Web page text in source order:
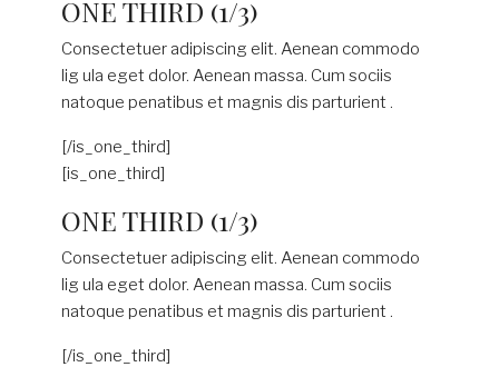
ONE THIRD (1/3)
Consectetuer adipiscing elit. Aenean commodo
lig ula eget dolor. Aenean massa. Cum sociis
natoque penatibus et magnis dis parturient .
[/is_one_third]
[is_one_third]
ONE THIRD (1/3)
Consectetuer adipiscing elit. Aenean commodo
lig ula eget dolor. Aenean massa. Cum sociis
natoque penatibus et magnis dis parturient .
[/is_one_third]